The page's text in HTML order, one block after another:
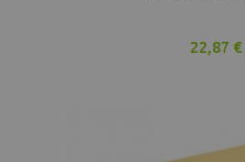
22,87 €